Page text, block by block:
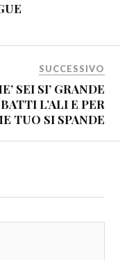
SUCCESSIVO
SEI SI’ GRANDE
L’ALI E PER
TUO SI SPANDE